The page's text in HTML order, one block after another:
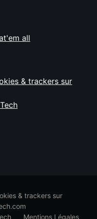
all
& trackers sur
& trackers sur
Mentions Légales